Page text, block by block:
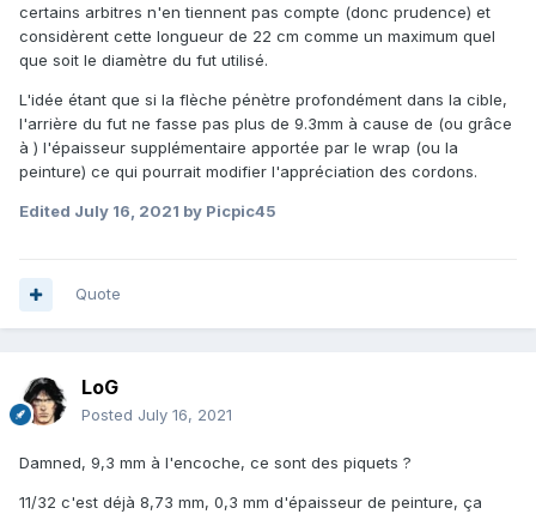
certains arbitres n'en tiennent pas compte (donc prudence) et
considèrent cette longueur de 22 cm comme un maximum quel
que soit le diamètre du fut utilisé.
L'idée étant que si la flèche pénètre profondément dans la cible,
l'arrière du fut ne fasse pas plus de 9.3mm à cause de (ou grâce
à ) l'épaisseur supplémentaire apportée par le wrap (ou la
peinture) ce qui pourrait modifier l'appréciation des cordons.
Edited July 16, 2021 by Picpic45
Quote
LoG
Posted July 16, 2021
Damned, 9,3 mm à l'encoche, ce sont des piquets ?
11/32 c'est déjà 8,73 mm, 0,3 mm d'épaisseur de peinture, ça